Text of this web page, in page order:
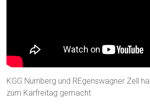
KGG Nürnberg und REgenswagner Zell
zum Karfreitag gemacht